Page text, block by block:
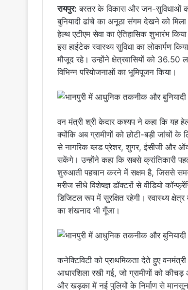
रायपुर: बस्तर के विकास और जन-सुविधाओं
बुनियादी ढांचे का अनूठा संगम देखने को
हेल्थ एटीएम सेवा का ऐतिहासिक शुभारंभ
इस हाईटेक स्वास्थ्य सुविधा का लोकार्पण
मौजूद रहे। उन्होंने क्षेत्रवासियों को 36.50
विभिन्न परियोजनाओं का भूमिपूजन किया।
वन मंत्री श्री केदार कश्यप ने कहा कि यह
क्योंकि अब ग्रामीणों को छोटी-बड़ी जांचों
से नागरिक ब्लड प्रेशर, शुगर, ईसीजी और
सकेंगे। उन्होंने कहा कि सबसे क्रांतिकारी
शुरुआती पहचान करने में सक्षम है, जिससे
मरीज सीधे विशेषज्ञ डॉक्टरों से वीडियो
डिजिटल रूप में सुरक्षित रहेगी। स्वास्थ्य
का शंखनाद भी गूँजा।
कनेक्टिविटी को प्राथमिकता देते हुए
आधारशिला रखी गई, जो ग्रामीणों को कीचड़
और खड़का में नई पुलियों के निर्माण से